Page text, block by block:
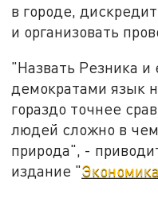
в городе,
и организовать
"Назвать Резника и
демократами язык
гораздо точнее
людей сложно в
природа", -
издание "